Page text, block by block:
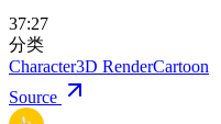
37:27
分类
Character3D RenderCartoon
Source